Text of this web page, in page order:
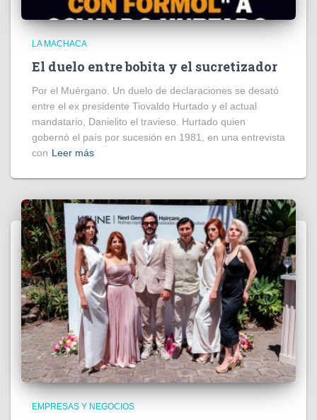
LA MACHACA
El duelo entre bobita y el sucretizador
Por el Muérgano. Un duelo de declaraciones se desató
entre el ex presidente Tiovaldo Hurtado y el actual
mandatario, Danielito el travieso. Hurtado quien
gobernó el país por sucesión en 1981, en una entrevista
con Leer más
EMPRESAS Y NEGOCIOS